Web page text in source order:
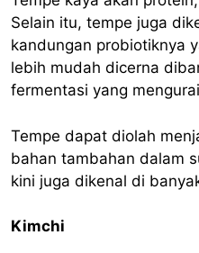
Selain itu, tempe juga
kandungan probiotiknya
lebih mudah dicerna
fermentasi yang
Tempe dapat diolah
bahan tambahan dalam
kini juga dikenal di
Kimchi